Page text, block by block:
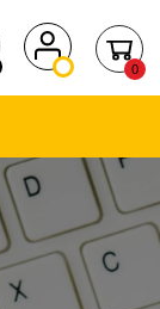
0